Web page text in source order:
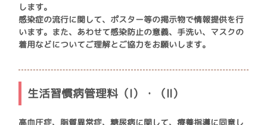
します。
感染症の流行に関して、ポスター等の掲示物で情報提供を行
います。また、あわせて感染防止の意義、手洗い、マスクの
着用などについてご理解とご協力をお願いします。
生活習慣病管理料（Ⅰ）・（Ⅱ）
高血圧症、脂質異常症、糖尿病に関して、療養指導に同意し